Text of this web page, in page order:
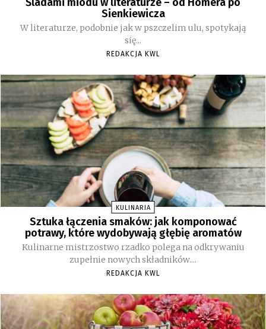
Sienkiewicza
W literaturze, podobnie jak w pszczelim ulu, spotykają
się...
REDAKCJA KWL
KULINARIA
Sztuka łączenia smaków: jak komponować
potrawy, które wydobywają głębię aromatów
Kulinarne mistrzostwo rzadko polega na odkrywaniu
zupełnie nowych składników....
REDAKCJA KWL